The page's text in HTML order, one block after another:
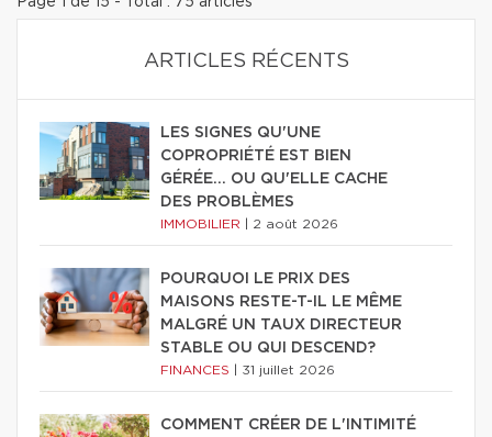
ARTICLES RÉCENTS
LES SIGNES QU'UNE
COPROPRIÉTÉ EST BIEN
GÉRÉE… OU QU'ELLE CACHE
DES PROBLÈMES
IMMOBILIER 2 août 2026
POURQUOI LE PRIX DES
MAISONS RESTE-T-IL LE MÊME
MALGRÉ UN TAUX DIRECTEUR
STABLE OU QUI DESCEND?
FINANCES 31 juillet 2026
COMMENT CRÉER DE L'INTIMITÉ